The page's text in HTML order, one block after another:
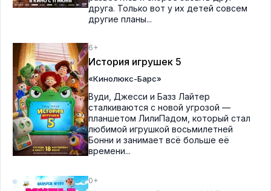
друга. Только вот у их детей совсем
другие планы...
6+
История игрушек 5
«Кинолюкс-Барс»
Вуди, Джесси и Базз Лайтер
сталкиваются с новой угрозой —
планшетом ЛилиПадом, который стал
любимой игрушкой восьмилетней
Бонни и занимает всё больше её
времени...
0+